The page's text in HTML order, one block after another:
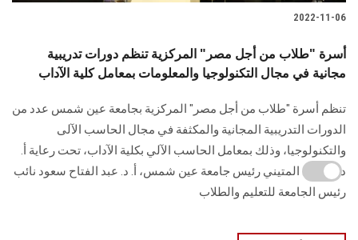
2022-11-06
أسرة "طلاب من أجل مصر" المركزية تنظم دورات تدريبية
مجانية في مجال التكنولوجيا والمعلومات بمعامل كلية الآداب
تنظم أسرة "طلاب من أجل مصر" المركزية بجامعة عين شمس عدد من
الدورات التدريبية المجانية والمكثفة في مجال الحاسب الآلى
والتكنولوجيا، وذلك بمعامل الحاسب الآلي بكلية الآداب، تحت رعاية أ.
د. محمود المتيني رئيس جامعة عين شمس، أ. د. عبد الفتاح سعود نائب
رئيس الجامعة للتعليم والطلاب